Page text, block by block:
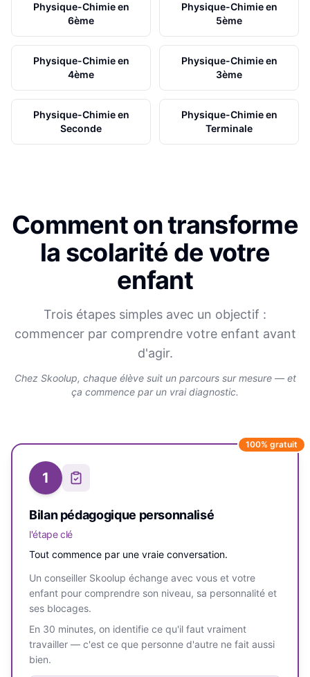
Physique-Chimieen
6ème
Physique-Chimieen
5ème
Physique-Chimieen
4ème
Physique-Chimieen
3ème
Physique-Chimieen
Seconde
Physique-Chimieen
Terminale
Comment on transforme
la scolarité de votre
enfant
Trois étapes simples avec un objectif :
commencer par comprendre votre enfant avant
d'agir.
Chez Skoolup, chaque élève suit un parcours sur mesure — et
ça commence par un vrai diagnostic.
100% gratuit
1
Bilan pédagogique personnalisé
l'étape clé
Tout commence par une vraie conversation.
Un conseiller Skoolup échange avec vous et votre
enfant pour comprendre son niveau, sa personnalité et
ses blocages.
En 30 minutes, on identifie ce qu'il faut vraiment
travailler — c'est ce que personne d'autre ne fait aussi
bien.